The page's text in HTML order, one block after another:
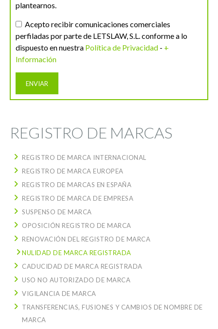
plantearnos.
Acepto recibir comunicaciones comerciales
perfiladas por parte de LETSLAW, S.L. conforme a lo
dispuesto en nuestra Política de Privacidad - +
Información
REGISTRO DE MARCAS
REGISTRO DE MARCA INTERNACIONAL
REGISTRO DE MARCA EUROPEA
REGISTRO DE MARCAS EN ESPAÑA
REGISTRO DE MARCA DE EMPRESA
SUSPENSO DE MARCA
OPOSICIÓN REGISTRO DE MARCA
RENOVACIÓN DEL REGISTRO DE MARCA
NULIDAD DE MARCA REGISTRADA
CADUCIDAD DE MARCA REGISTRADA
USO NO AUTORIZADO DE MARCA
VIGILANCIA DE MARCA
TRANSFERENCIAS, FUSIONES Y CAMBIOS DE NOMBRE DE
MARCA